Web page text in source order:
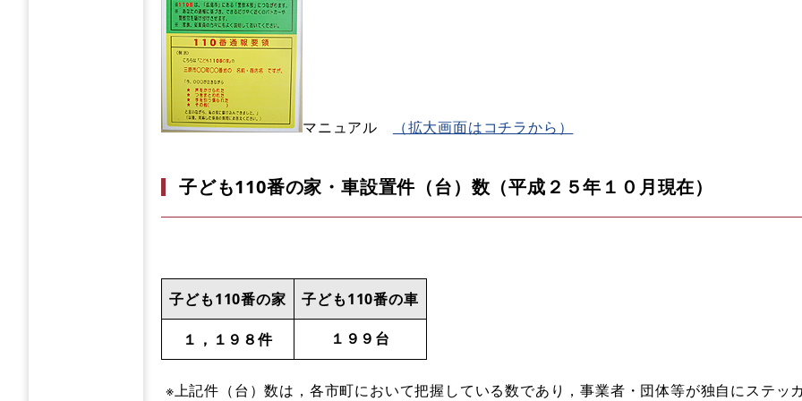
マニュアル （拡大画面はコチラから）
子ども110番の家・車設置件（台）数（平成２５年１０月現在）
子ども110番の家 子ども110番の車
１，１９８件 １９９台
※上記件（台）数は，各市町において把握している数であり，事業者・団体等が独自にステッ